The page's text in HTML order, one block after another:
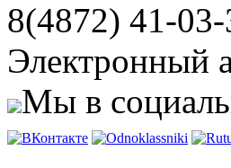
8(4872) 41-
Электронный
Мы в